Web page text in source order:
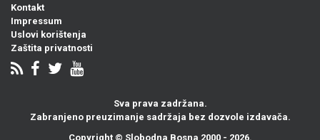
Kontakt
Impressum
Uslovi korištenja
Zaštita privatnosti
Sva prava zadržana.
Zabranjeno preuzimanje sadržaja bez dozvole izdavača.
Copyright © Slobodna Bosna 2000 - 2026.